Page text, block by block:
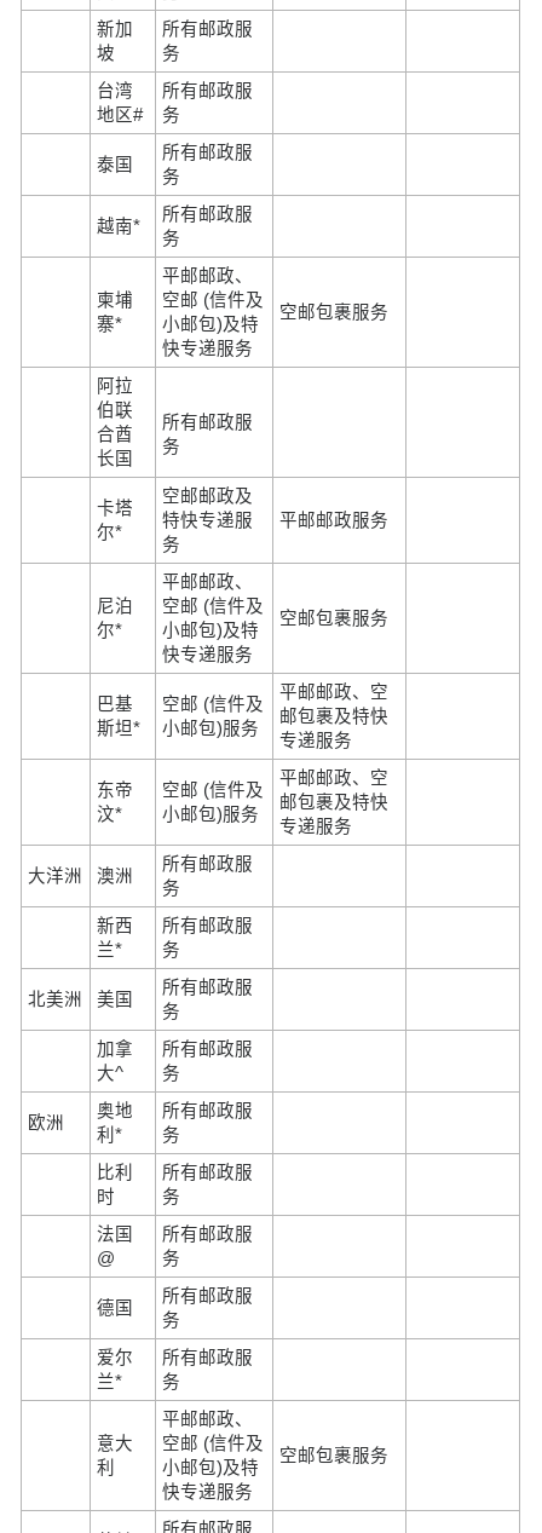
新加
坡
所有邮政服
务
台湾
地区#
所有邮政服
务
泰国
所有邮政服
务
越南*
所有邮政服
务
柬埔
寨*
平邮邮政、
空邮 (信件及
小邮包)及特
快专递服务
空邮包裹服务
阿拉
伯联
合酋
长国
所有邮政服
务
卡塔
尔*
空邮邮政及
特快专递服
务
平邮邮政服务
尼泊
尔*
平邮邮政、
空邮 (信件及
小邮包)及特
快专递服务
空邮包裹服务
巴基
斯坦*
空邮 (信件及
小邮包)服务
平邮邮政、空
邮包裹及特快
专递服务
东帝
汶*
空邮 (信件及
小邮包)服务
平邮邮政、空
邮包裹及特快
专递服务
大洋洲 澳洲
所有邮政服
务
新西
兰*
所有邮政服
务
北美洲 美国
所有邮政服
务
加拿
大^
所有邮政服
务
欧洲
奥地
利*
所有邮政服
务
比利
时
所有邮政服
务
法国
@
所有邮政服
务
德国
所有邮政服
务
爱尔
兰*
所有邮政服
务
意大
利
平邮邮政、
空邮 (信件及
小邮包)及特
快专递服务
空邮包裹服务
所有邮政服